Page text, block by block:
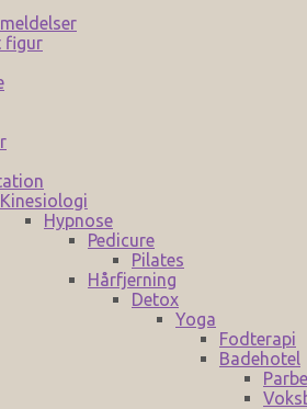
figur
Kinesiologi
Hypnose
Pedicure
Pilates
Hårfjerning
Detox
Yoga
Fodterapi
Badehotel